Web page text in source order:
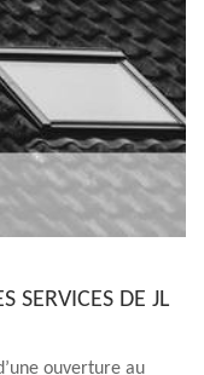
SERVICES DE JL
ouverture au